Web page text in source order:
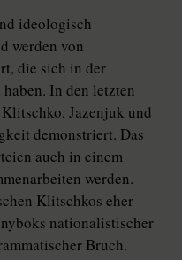
ideologisch
werden von
die sich in der
In den letzten
Jazenjuk und
demonstriert. Das
auch in einem
werden.
Klitschkos eher
nationalistischer
Bruch.